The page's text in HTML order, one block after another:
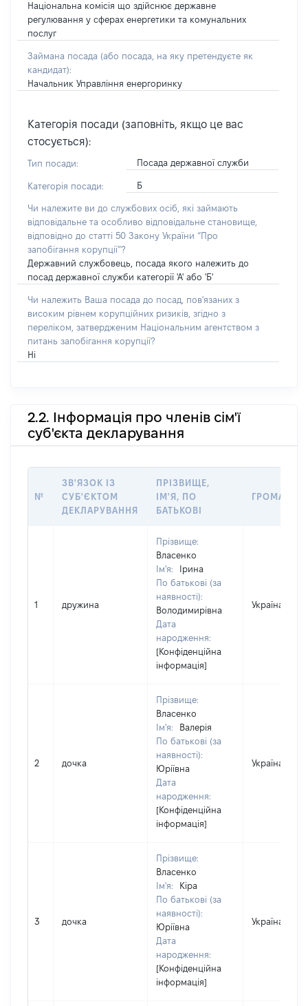
Національна комісія що здійснює державне
регулювання у сферах енергетики та комунальних
послуг
Займана посада (або посада, на яку претендуєте як
кандидат):
Начальник Управління енергоринку
Категорія посади (заповніть, якщо це вас
стосується):
Тип посади: Посада державної служби
Категорія посади: Б
Чи належите ви до службових осіб, які займають
відповідальне та особливо відповідальне становище,
відповідно до статті 50 Закону України “Про
запобігання корупції”?
Державний службовець, посада якого належить до
посад державної служби категорії 'А' або 'Б'
Чи належить Ваша посада до посад, пов'язаних з
високим рівнем корупційних ризиків, згідно з
переліком, затвердженим Національним агентством з
питань запобігання корупції?
Ні
2.2. Інформація про членів сім'ї
суб'єкта декларування
№
ЗВ'ЯЗОК ІЗ
СУБ'ЄКТОМ
ДЕКЛАРУВАННЯ
ПРІЗВИЩЕ,
ІМ'Я, ПО
БАТЬКОВІ
1 дружина
Прізвище:
Власенко
Ім'я:
Ірина
По батькові (за
наявності):
Володимирівна
Дата
народження:
[Конфіденційна
інформація]
Україна
2 дочка
Прізвище:
Власенко
Ім'я:
Валерія
По батькові (за
наявності):
Юріївна
Дата
народження:
[Конфіденційна
інформація]
Україна
3 дочка
Прізвище:
Власенко
Ім'я:
Кіра
По батькові (за
наявності):
Юріївна
Дата
народження:
[Конфіденційна
інформація]
Україна